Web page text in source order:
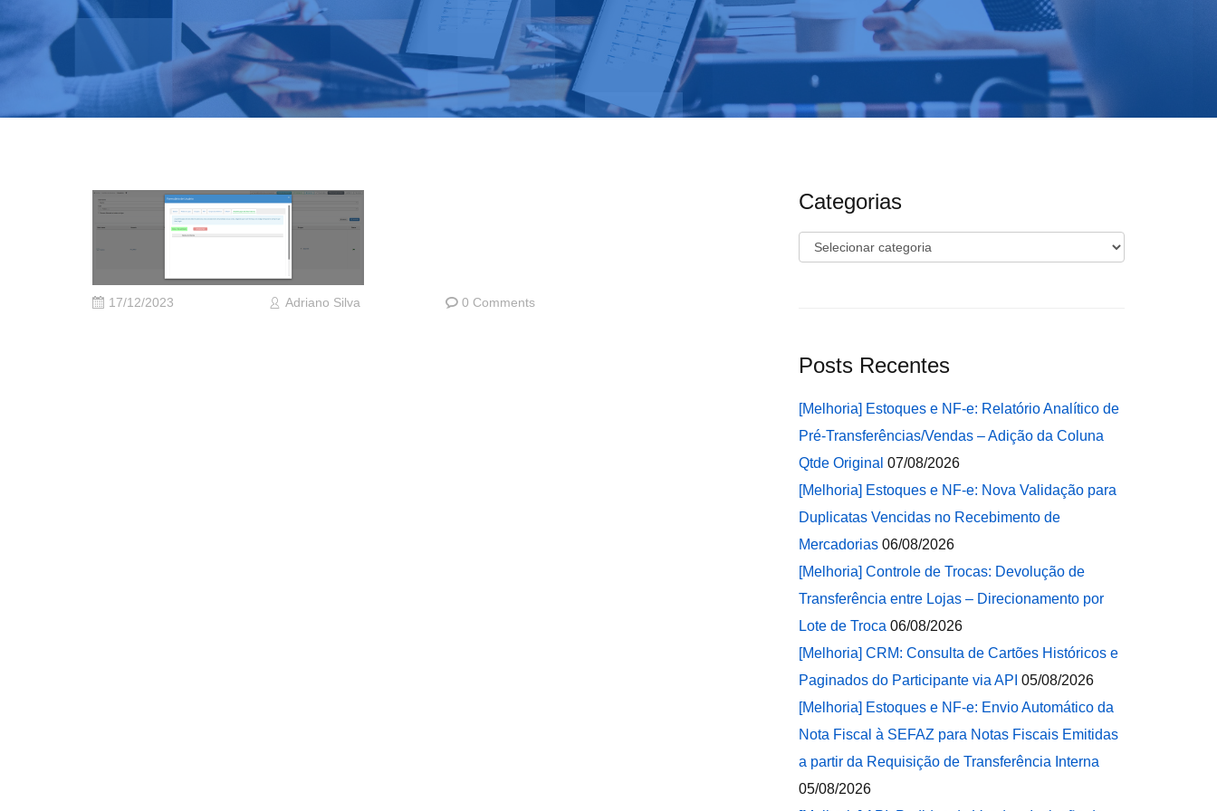
17/12/2023 Adriano Silva 0 Comments
Categorias
Categorias
Posts Recentes
[Melhoria] Estoques e NF-e: Relatório Analítico de
Pré-Transferências/Vendas – Adição da Coluna
Qtde Original 07/08/2026
[Melhoria] Estoques e NF-e: Nova Validação para
Duplicatas Vencidas no Recebimento de
Mercadorias 06/08/2026
[Melhoria] Controle de Trocas: Devolução de
Transferência entre Lojas – Direcionamento por
Lote de Troca 06/08/2026
[Melhoria] CRM: Consulta de Cartões Históricos e
Paginados do Participante via API 05/08/2026
[Melhoria] Estoques e NF-e: Envio Automático da
Nota Fiscal à SEFAZ para Notas Fiscais Emitidas
a partir da Requisição de Transferência Interna
05/08/2026